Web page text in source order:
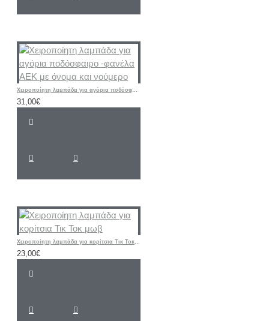
Χειροποίητη λαμπάδα για αγόρια ποδόσφαιρο -φανέλα ΑΕΚ με όνομα και νούμερο
31,00€
Χειροποίητη λαμπάδα για κορίτσια Τικ Τοκ μωβ
23,00€